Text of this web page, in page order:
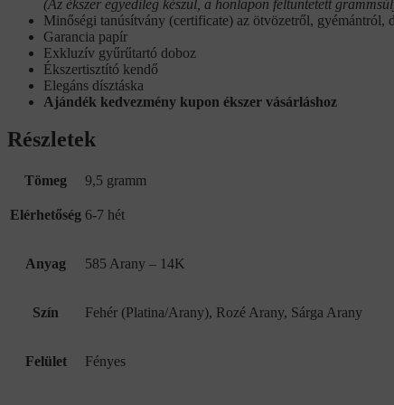
(Az ékszer egyedileg készül, a honlapon feltüntetett
Minőségi tanúsítvány (certificate) az ötvözetről, gyémántról,
Garancia papír
Exkluzív gyűrűtartó doboz
Ékszertisztító kendő
Elegáns dísztáska
Ajándék kedvezmény kupon ékszer vásárláshoz
Részletek
Tömeg 9,5 gramm
Elérhetőség 6-7 hét
Anyag 585 Arany – 14K
Szín Fehér (Platina/Arany), Rozé Arany, Sárga Arany
Felület Fényes